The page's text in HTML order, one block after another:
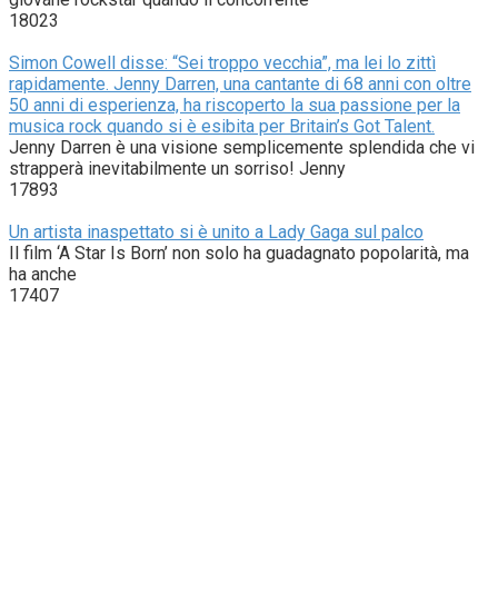
18023
Simon Cowell disse: “Sei troppo vecchia”, ma lei lo zittì
rapidamente. Jenny Darren, una cantante di 68 anni con oltre
50 anni di esperienza, ha riscoperto la sua passione per la
musica rock quando si è esibita per Britain’s Got Talent.
Jenny Darren è una visione semplicemente splendida che vi
strapperà inevitabilmente un sorriso! Jenny
17893
Un artista inaspettato si è unito a Lady Gaga sul palco
Il film ‘A Star Is Born’ non solo ha guadagnato popolarità, ma
ha anche
17407